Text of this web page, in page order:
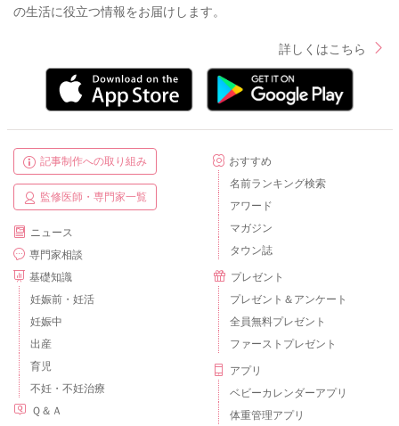
の生活に役立つ情報をお届けします。
詳しくはこちら
記事制作への取り組み
監修医師・専門家一覧
ニュース
専門家相談
基礎知識
妊娠前・妊活
妊娠中
出産
育児
不妊・不妊治療
Ｑ＆Ａ
おすすめ
名前ランキング検索
アワード
マガジン
タウン誌
プレゼント
プレゼント＆アンケート
全員無料プレゼント
ファーストプレゼント
アプリ
ベビーカレンダーアプリ
体重管理アプリ